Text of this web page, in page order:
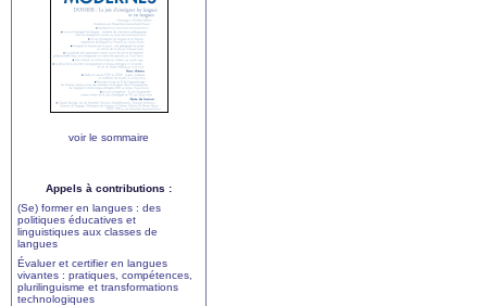
voir le sommaire
Appels à contributions :
(Se) former en langues : des
politiques éducatives et
linguistiques aux classes de
langues
Évaluer et certifier en langues
vivantes : pratiques, compétences,
plurilinguisme et transformations
technologiques